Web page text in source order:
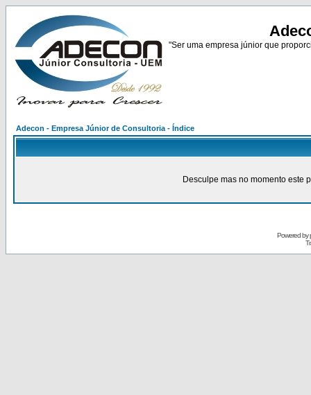
"Ser uma empresa júnior que
Adecon - Empresa Júnior de Consultoria - Índice
Desculpe mas no momento este
Powered by